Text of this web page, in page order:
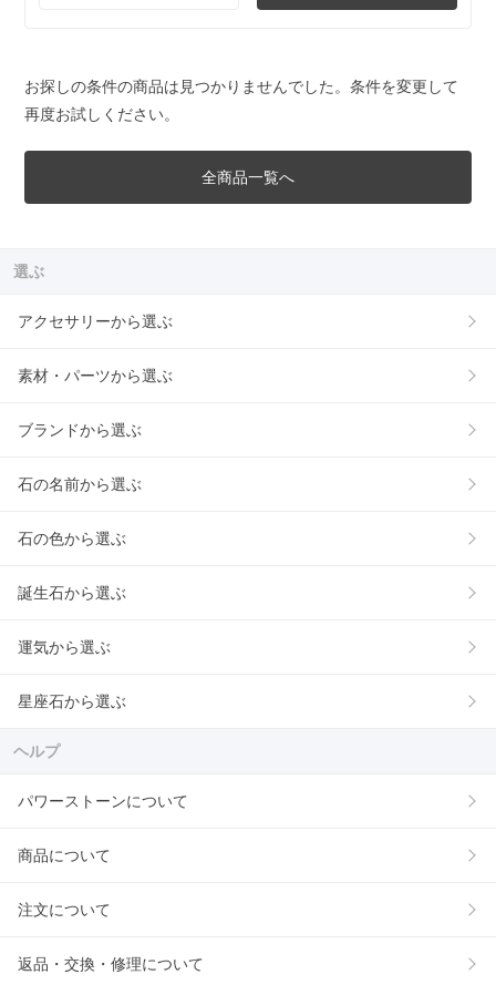
お探しの条件の商品は見つかりませんでした。条件を変更して
再度お試しください。
全商品一覧へ
選ぶ
アクセサリーから選ぶ
素材・パーツから選ぶ
ブランドから選ぶ
石の名前から選ぶ
石の色から選ぶ
誕生石から選ぶ
運気から選ぶ
星座石から選ぶ
ヘルプ
パワーストーンについて
商品について
注文について
返品・交換・修理について